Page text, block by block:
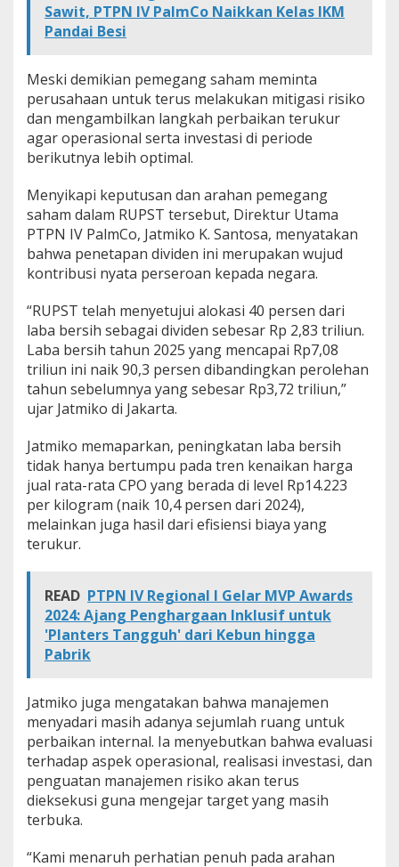
Sawit, PTPN IV PalmCo Naikkan Kelas IKM
Pandai Besi
Meski demikian pemegang saham meminta
perusahaan untuk terus melakukan mitigasi risiko
dan mengambilkan langkah perbaikan terukur
agar operasional serta investasi di periode
berikutnya lebih optimal.
Menyikapi keputusan dan arahan pemegang
saham dalam RUPST tersebut, Direktur Utama
PTPN IV PalmCo, Jatmiko K. Santosa, menyatakan
bahwa penetapan dividen ini merupakan wujud
kontribusi nyata perseroan kepada negara.
“RUPST telah menyetujui alokasi 40 persen dari
laba bersih sebagai dividen sebesar Rp 2,83 triliun.
Laba bersih tahun 2025 yang mencapai Rp7,08
triliun ini naik 90,3 persen dibandingkan perolehan
tahun sebelumnya yang sebesar Rp3,72 triliun,”
ujar Jatmiko di Jakarta.
Jatmiko memaparkan, peningkatan laba bersih
tidak hanya bertumpu pada tren kenaikan harga
jual rata-rata CPO yang berada di level Rp14.223
per kilogram (naik 10,4 persen dari 2024),
melainkan juga hasil dari efisiensi biaya yang
terukur.
READ PTPN IV Regional I Gelar MVP Awards
2024: Ajang Penghargaan Inklusif untuk
'Planters Tangguh' dari Kebun hingga
Pabrik
Jatmiko juga mengatakan bahwa manajemen
menyadari masih adanya sejumlah ruang untuk
perbaikan internal. Ia menyebutkan bahwa evaluasi
terhadap aspek operasional, realisasi investasi, dan
penguatan manajemen risiko akan terus
dieksekusi guna mengejar target yang masih
terbuka.
“Kami menaruh perhatian penuh pada arahan